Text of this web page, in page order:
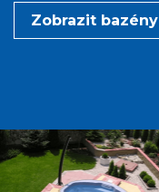
Zobrazit bazény